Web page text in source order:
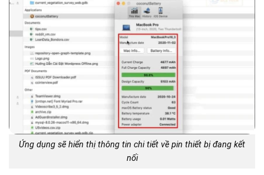
Ứng dụng sẽ hiển thị thông tin chi tiết về pin thiết bị đang kết
nối